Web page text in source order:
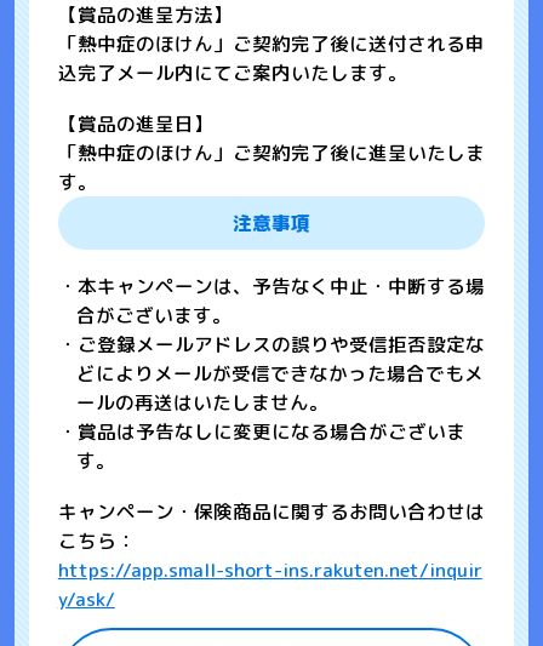
【賞品の進呈方法】
「熱中症のほけん」ご契約完了後に送付される申
込完了メール内にてご案内いたします。
【賞品の進呈日】
「熱中症のほけん」ご契約完了後に進呈いたしま
す。
注意事項
・本キャンペーンは、予告なく中止・中断する場
合がございます。
・ご登録メールアドレスの誤りや受信拒否設定な
どによりメールが受信できなかった場合でもメ
ールの再送はいたしません。
・賞品は予告なしに変更になる場合がございま
す。
キャンペーン・保険商品に関するお問い合わせは
こちら：
https://app.small-short-ins.rakuten.net/inquir
y/ask/